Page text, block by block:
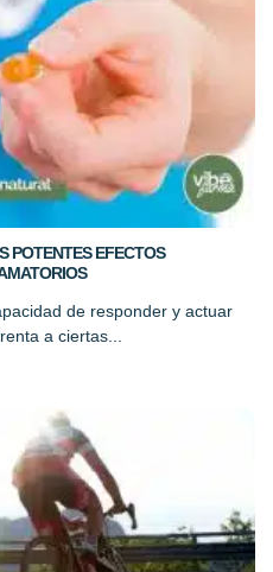
POTENTES EFECTOS
de responder y actuar
a ciertas...